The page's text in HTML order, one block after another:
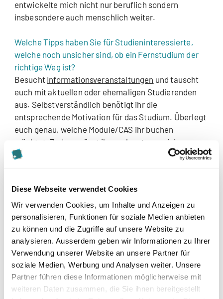
Diese Webseite verwendet Cookies
Wir verwenden Cookies, um Inhalte und Anzeigen zu
personalisieren, Funktionen für soziale Medien anbieten
zu können und die Zugriffe auf unsere Website zu
analysieren. Ausserdem geben wir Informationen zu Ihrer
Verwendung unserer Website an unsere Partner für
soziale Medien, Werbung und Analysen weiter. Unsere
Partner führen diese Informationen möglicherweise mit
weiteren Daten zusammen, die Sie ihnen bereitgestellt
entwickelte mich nicht nur beruflich sondern
insbesondere auch menschlich weiter.
Welche Tipps haben Sie für Studieninteressierte,
welche noch unsicher sind, ob ein Fernstudium der
richtige Weg ist?
Besucht Informationsveranstaltungen und tauscht
euch mit aktuellen oder ehemaligen Studierenden
aus. Selbstverständlich benötigt ihr die
entsprechende Motivation für das Studium. Überlegt
euch genau, welche Module/CAS ihr buchen
möchtet. Zudem müsst ihr euch gut organisieren
können. Selbstdisziplin ist gefragt. Plant das
Semester voraus. Ihr seht dann schnell, wie viel
es lohnt sich!
Welche Herausforderungen hatten Sie persönlich im
Laufe Ihres Fernstudiums?
Zunächst arbeitete ich 100%. Jedoch musste ich
mein Pensum nach einer gewissen Zeit auf 90%
reduzieren. Als dann noch unser zweites Kind auf die
Welt kam, wurde es energietechnisch sehr
anstrengend. Der nächtliche Schlafmangel war nicht